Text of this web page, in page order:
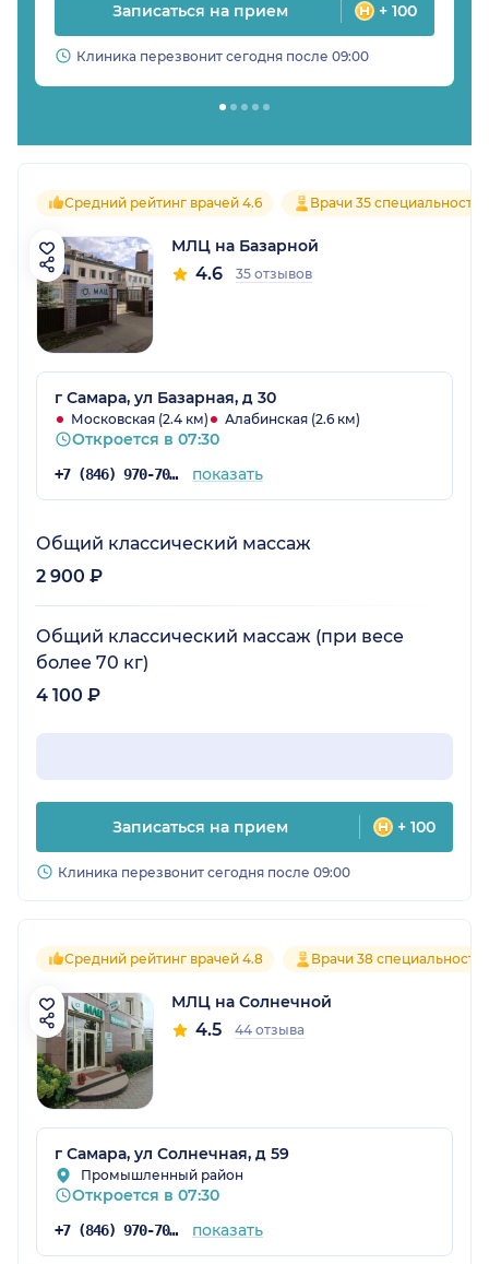
Записаться на прием + 100
Клиника перезвонит сегодня после 09:00
Средний рейтинг врачей 4.6 Врачи 35 специальностей
МЛЦ на Базарной
4.6 35 отзывов
г Самара, ул Базарная, д 30
Московская (2.4 км) Алабинская (2.6 км)
Откроется в 07:30
+7 (846) 970-70-83 показать
Общий классический массаж
2 900 ₽
Общий классический массаж (при весе
более 70 кг)
4 100 ₽
Записаться на прием + 100
Клиника перезвонит сегодня после 09:00
Средний рейтинг врачей 4.8 Врачи 38
МЛЦ на Солнечной
4.5 44 отзыва
г Самара, ул Солнечная, д 59
Промышленный район
Откроется в 07:30
+7 (846) 970-70-83 показать